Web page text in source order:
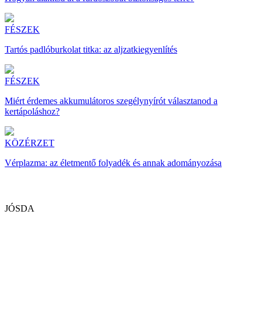
FÉSZEK
Tartós padlóburkolat titka: az aljzatkiegyenlítés
FÉSZEK
Miért érdemes akkumulátoros szegélynyírót választanod a
kertápoláshoz?
KÖZÉRZET
Vérplazma: az életmentő folyadék és annak adományozása
JÓSDA